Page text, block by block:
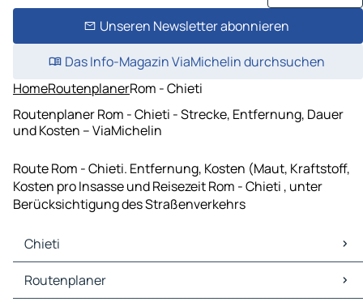
Unseren Newsletter abonnieren
Das Info-Magazin ViaMichelin durchsuchen
HomeRoutenplanerRom - Chieti
Routenplaner Rom - Chieti - Strecke, Entfernung, Dauer
und Kosten – ViaMichelin
Route Rom - Chieti. Entfernung, Kosten (Maut, Kraftstoff,
Kosten pro Insasse und Reisezeit Rom - Chieti , unter
Berücksichtigung des Straßenverkehrs
Chieti
Chieti Karten Stadtplan
Chieti Verkehr
Routenplaner